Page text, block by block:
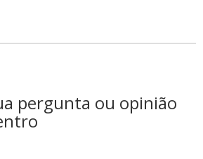
pergunta ou opinião